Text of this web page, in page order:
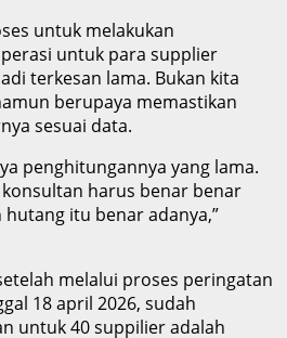
untuk melakukan
untuk para supplier
terkesan lama. Bukan kita
berupaya memastikan
sesuai data.
penghitungannya yang lama.
harus benar benar
itu benar adanya,”
melalui proses peringatan
18 april 2026, sudah
untuk 40 suppilier adalah